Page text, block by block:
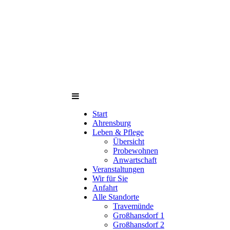
Start
Ahrensburg
Leben & Pflege
Übersicht
Probewohnen
Anwartschaft
Veranstaltungen
Wir für Sie
Anfahrt
Alle Standorte
Travemünde
Großhansdorf 1
Großhansdorf 2